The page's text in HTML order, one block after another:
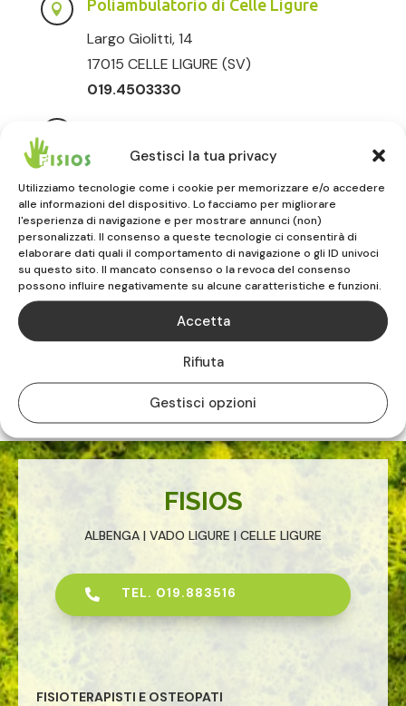
Gestisci la tua privacy
Utilizziamo tecnologie come i cookie per memorizzare e/o accedere
alle informazioni del dispositivo. Lo facciamo per migliorare
l'esperienza di navigazione e per mostrare annunci (non)
personalizzati. Il consenso a queste tecnologie ci consentirà di
elaborare dati quali il comportamento di navigazione o gli ID univoci
su questo sito. Il mancato consenso o la revoca del consenso
possono influire negativamente su alcune caratteristiche e funzioni.
Accetta
Rifiuta
Gestisci opzioni
 Poliambulatorio di Celle Ligure
Largo Giolitti, 14
17015 CELLE LIGURE (SV)
019.4503330
Via Sabazia, 30
17047 VADO LIGURE (SV)
019.883516
 Poliambulatorio di Albenga
Via degli Orti, 56
17031 ALBENGA (SV)
0182.232020
FISIOS
ALBENGA | VADO LIGURE | CELLE LIGURE
 TEL. 019.883516
FISIOTERAPISTI E OSTEOPATI